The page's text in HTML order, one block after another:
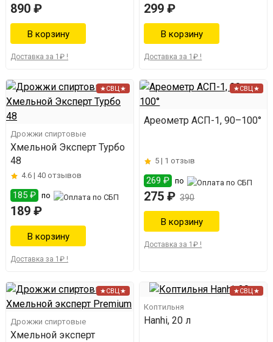
890 ₽
Доставка за 1₽ !
299 ₽
Доставка за 1₽ !
★СВЦ★
Дрожжи спиртовые
Хмельной Эксперт Турбо
48
4.6 | 40 отзывов
185 ₽ по
189 ₽
Доставка за 1₽ !
★СВЦ★
Ареометр АСП-1, 90–100°
5 | 1 отзыв
269 ₽ по
275 ₽ 390
Доставка за 1₽ !
★СВЦ★
Дрожжи спиртовые
Хмельной эксперт
★СВЦ★
Коптильня
Hanhi, 20 л